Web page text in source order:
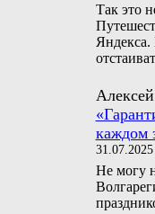
Так это
Алексей
каждом
31.07.2025
Не могу